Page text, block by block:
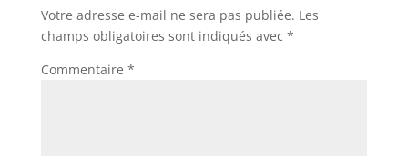
Votre adresse e-mail ne sera pas publiée. Les
champs obligatoires sont indiqués avec *
Commentaire *